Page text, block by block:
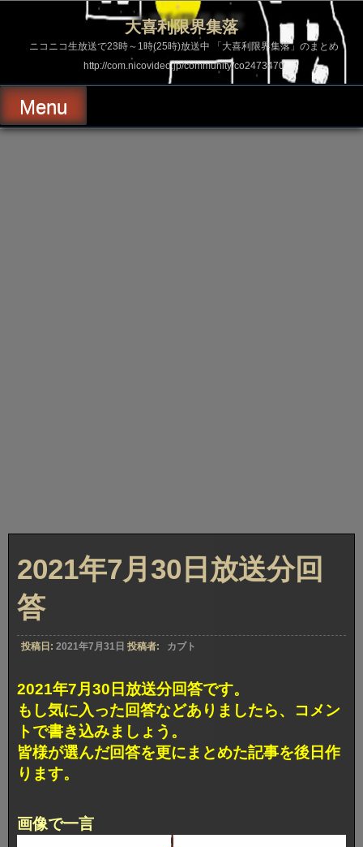
ス
ッ
プ
大喜利限界集落
ニコニコ生放送で23時～1時(25時)放送中 「大喜利限界集落」のまとめ
http://com.nicovideo.jp/community/co2473470
Menu
2021年7月30日放送分回
答
投稿日: 2021年7月31日 投稿者: カブト
2021年7月30日放送分回答です。
もし気に入った回答などありましたら、コメン
トで書き込みましょう。
皆様が選んだ回答を更にまとめた記事を後日作
ります。
画像で一言